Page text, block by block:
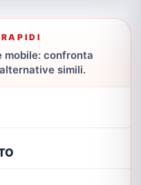
mobile: confronta
simili.